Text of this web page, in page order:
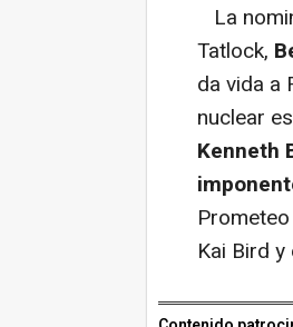
La
Tatlock,
da vida a
nuclear
Kenneth
Kai Bird